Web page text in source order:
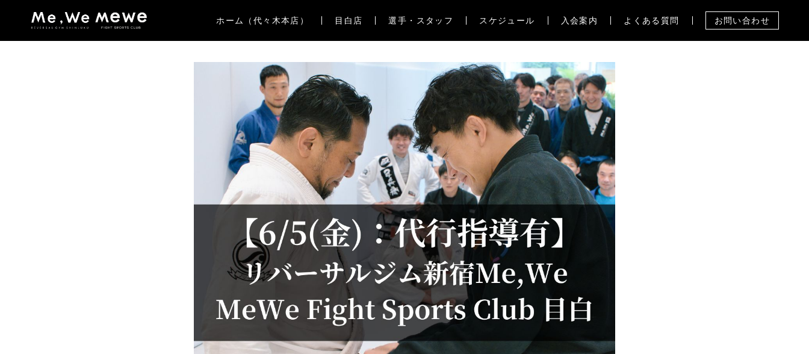
ホーム（代々木本店） 目白店 選手・スタッフ スケジュール 入会案内 よくある質問 お問い合わせ